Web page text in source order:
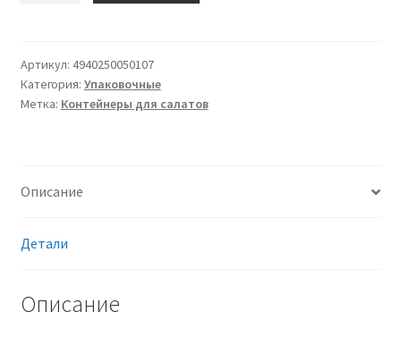
250
АВС
плотность
прозрачный
Артикул: 4940250050107
Категория: Упаковочные
Метка: Контейнеры для салатов
Описание
Детали
Описание